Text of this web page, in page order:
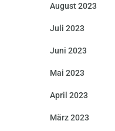
August 2023
Juli 2023
Juni 2023
Mai 2023
April 2023
März 2023